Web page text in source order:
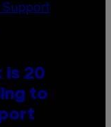
is 20
to